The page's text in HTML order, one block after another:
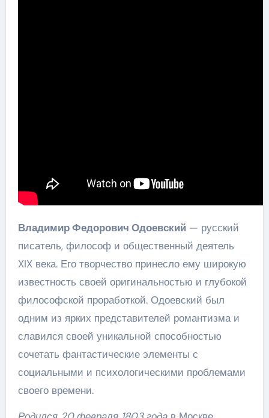
Владимир Федорович Одоевский— русский
писатель, философ и общественный деятель
XIX века. Его творчество принесло ему широкую
известность своей оригинальностью и глубокой
философской проработкой. Одоевский был
одним из ярких представителей романтизма и
славился своей уникальной способностью
сочетать фантастические элементы с
социальными и психологическими проблемами
своего времени.